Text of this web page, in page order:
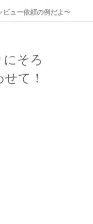
ビュー依頼の例だよ〜
そろ
て！